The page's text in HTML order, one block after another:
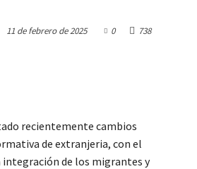
11 de febrero de 2025 0 738
recientemente cambios
de extranjeria, con el
de los migrantes y